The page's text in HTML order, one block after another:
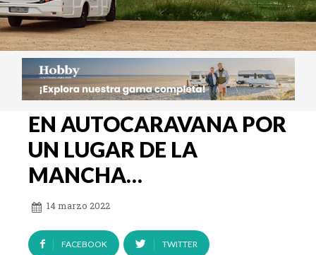
EN AUTOCARAVANA POR
UN LUGAR DE LA
MANCHA…
14 marzo 2022
FACEBOOK TWITTER